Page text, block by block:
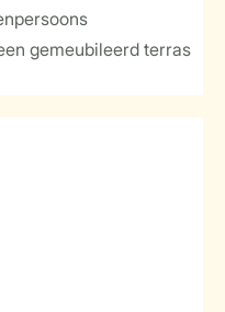
gemeubileerd terras